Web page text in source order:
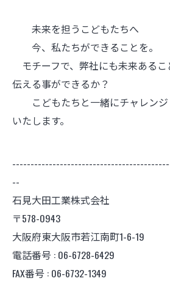
未来を担うこどもたちへ
今、私たちができることを。
モチーフで、弊社にも未来ある
伝える事ができるか？
こどもたちと一緒にチャレンジ
いたします。
--
石見大田工業株式会社
〒578-0943
大阪府東大阪市若江南町1-6-19
電話番号 : 06-6728-6429
FAX番号 : 06-6732-1349